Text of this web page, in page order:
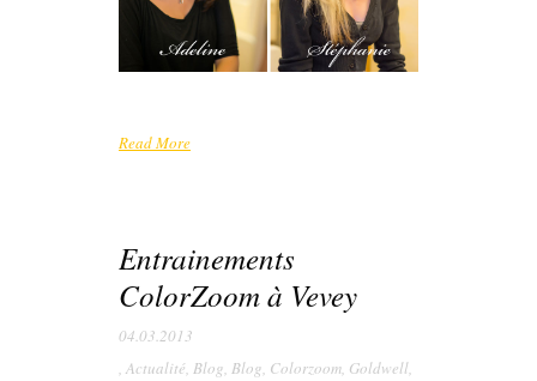
Read More
Entrainements
ColorZoom à Vevey
04.03.2013
, Actualité, Blog, Blog, Colorzoom, Goldwell,